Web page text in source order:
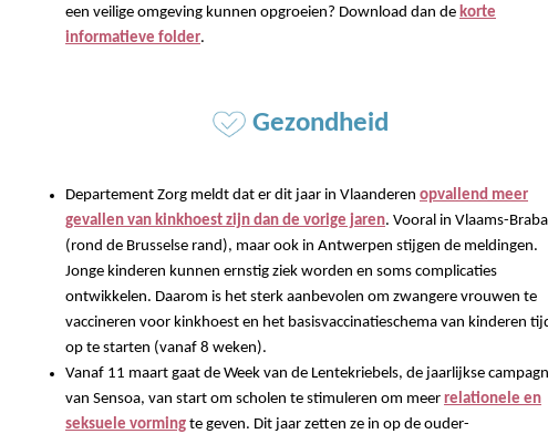
een veilige omgeving kunnen opgroeien? Download dan de korte
informatieve folder.
Gezondheid
Departement Zorg meldt dat er dit jaar in Vlaanderen opvallend meer
gevallen van kinkhoest zijn dan de vorige jaren. Vooral in Vlaams-
(rond de Brusselse rand), maar ook in Antwerpen stijgen de meldingen.
Jonge kinderen kunnen ernstig ziek worden en soms complicaties
ontwikkelen. Daarom is het sterk aanbevolen om zwangere vrouwen te
vaccineren voor kinkhoest en het basisvaccinatieschema van kinderen
op te starten (vanaf 8 weken).
Vanaf 11 maart gaat de Week van de Lentekriebels, de jaarlijkse
van Sensoa, van start om scholen te stimuleren om meer relationele en
seksuele vorming te geven. Dit jaar zetten ze in op de ouder-